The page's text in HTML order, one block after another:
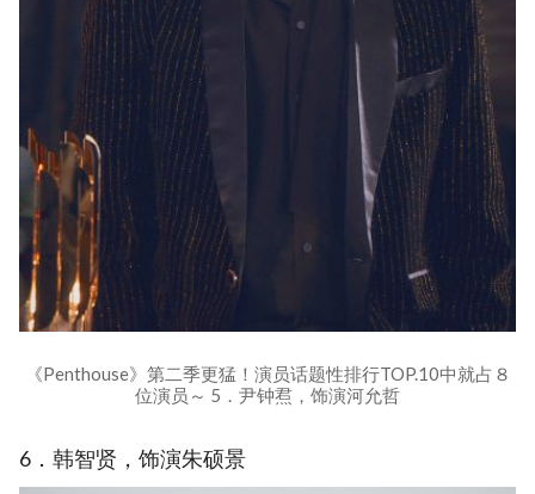
《Penthouse》第二季更猛！演员话题性排行TOP.10中就占８
位演员～ 5．尹钟焄，饰演河允哲
6．韩智贤，饰演朱硕景